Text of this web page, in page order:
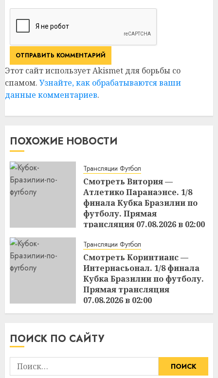
Этот сайт использует Akismet для борьбы со
спамом. Узнайте, как обрабатываются ваши
данные комментариев.
ПОХОЖИЕ НОВОСТИ
Трансляции Футбол
Смотреть Витория —
Атлетико Паранаэнсе. 1/8
финала Кубка Бразилии по
футболу. Прямая
трансляция 07.08.2026 в 02:00
Трансляции Футбол
Смотреть Коринтианс —
Интернасьонал. 1/8 финала
Кубка Бразилии по футболу.
Прямая трансляция
07.08.2026 в 02:00
15:48 06.08.2026
ПОИСК ПО САЙТУ
Найти: